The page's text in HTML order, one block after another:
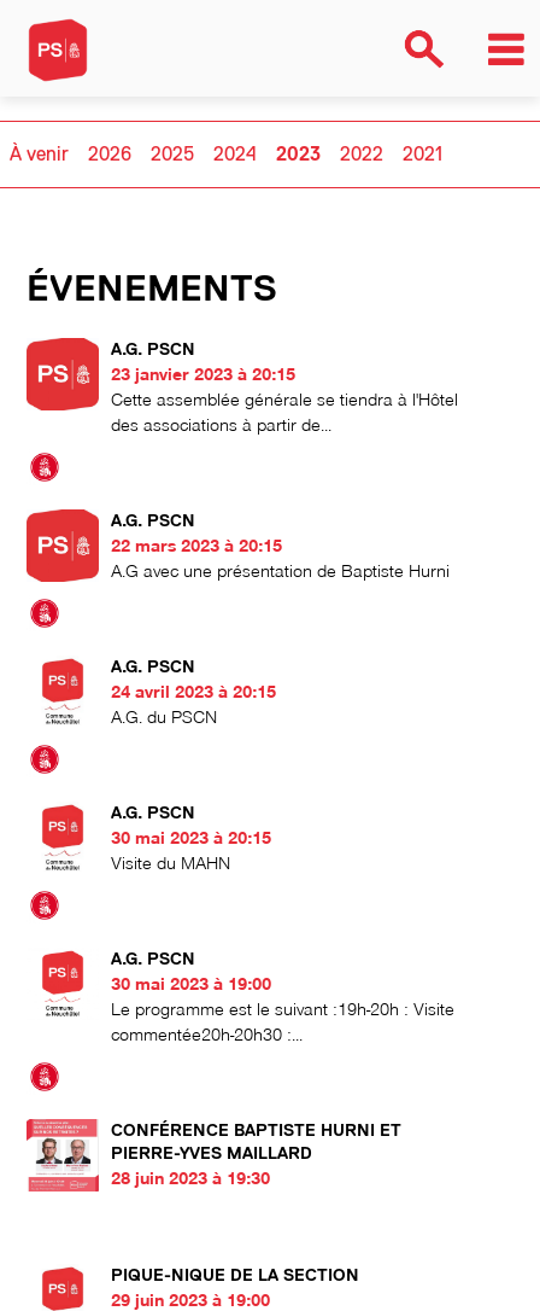
À venir 2026 2025 2024 2023 2022 2021
ÉVENEMENTS
A.G. PSCN
23 janvier 2023 à 20:15
Cette assemblée générale se tiendra à l'Hôtel
des associations à partir de...
A.G. PSCN
22 mars 2023 à 20:15
A.G avec une présentation de Baptiste Hurni
A.G. PSCN
24 avril 2023 à 20:15
A.G. du PSCN
A.G. PSCN
30 mai 2023 à 20:15
Visite du MAHN
A.G. PSCN
30 mai 2023 à 19:00
Le programme est le suivant :19h-20h : Visite
commentée20h-20h30 :...
CONFÉRENCE BAPTISTE HURNI ET
PIERRE-YVES MAILLARD
28 juin 2023 à 19:30
PIQUE-NIQUE DE LA SECTION
29 juin 2023 à 19:00